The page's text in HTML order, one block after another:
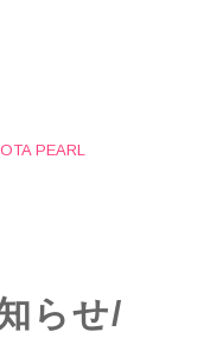
PEARL
らせ/